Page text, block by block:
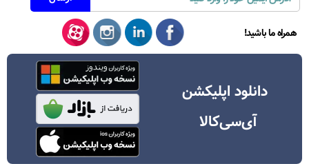
همراه ما باشید!
دانلود اپلیکشن
آی‌سی‌کالا